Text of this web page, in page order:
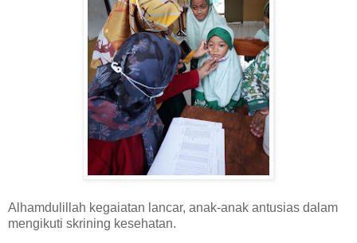
Alhamdulillah kegaiatan lancar, anak-anak antusias dalam
mengikuti skrining kesehatan.